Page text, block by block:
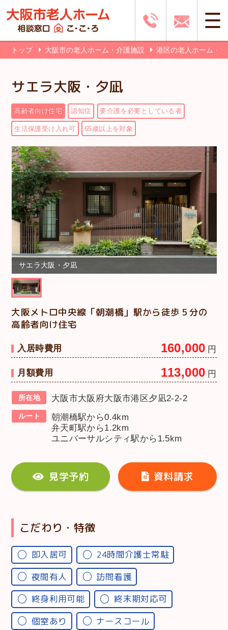
トップ 大阪市の老人ホーム・介護施設 港区の老人ホーム・
サエラ大阪・夕凪
高齢者向け住宅 認知症 要介護を必要としている者
生活保護受け入れ可 65歳以上を対象
サエラ大阪・夕凪
大阪メトロ中央線「朝潮橋」駅から徒歩５分の
高齢者向け住宅
入居時費用 160,000 円
月額費用 113,000 円
所在地 大阪市大阪府大阪市港区夕凪2-2-2
ルート
朝潮橋駅から0.4km
弁天町駅から1.2km
ユニバーサルシティ駅から1.5km
見学予約 資料請求
こだわり・特徴
即入居可
24時間介護士常駐
夜間有人
訪問看護
終身利用可能
終末期対応可
個室あり
ナースコール